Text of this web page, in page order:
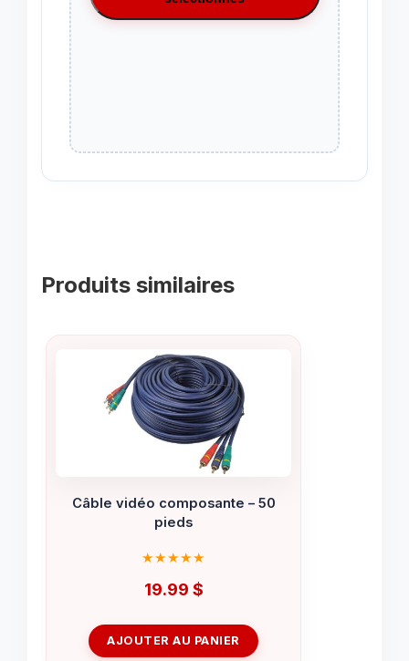
Produits similaires
Câble vidéo composante – 50
pieds
19.99 $
AJOUTER AU PANIER